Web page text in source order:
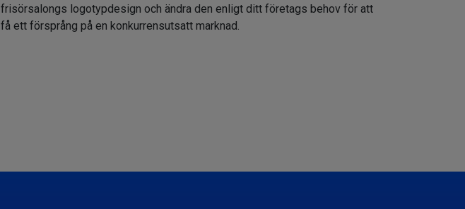
frisörsalongs logotypdesign och ändra den enligt ditt företags behov för att
få ett försprång på en konkurrensutsatt marknad.